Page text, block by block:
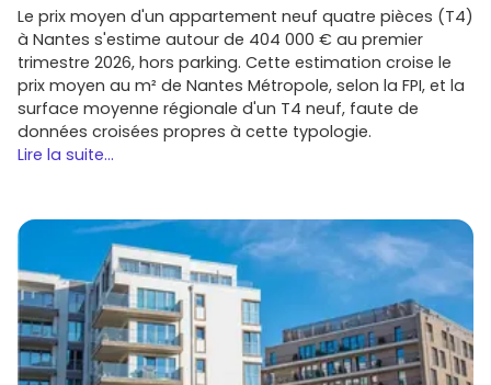
Le prix moyen d'un appartement neuf quatre pièces (T4)
à Nantes s'estime autour de 404 000 € au premier
trimestre 2026, hors parking. Cette estimation croise le
prix moyen au m² de Nantes Métropole, selon la FPI, et la
surface moyenne régionale d'un T4 neuf, faute de
données croisées propres à cette typologie.
Lire la suite...